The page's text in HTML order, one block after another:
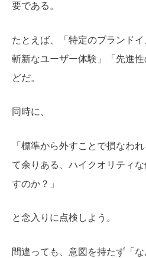
要である。
たとえば、「特定のブランド
斬新なユーザー体験」「先進
どだ。
同時に、
「標準から外すことで損なわ
て余りある、ハイクオリティ
すのか？」
と念入りに点検しよう。
間違っても、意図を持たず「